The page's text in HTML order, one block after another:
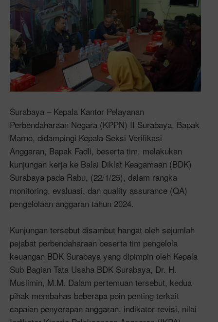
Surabaya – Kepala Kantor Pelayanan
Perbendaharaan Negara (KPPN) II Surabaya, Bapak
Marno, didampingi Kepala Seksi Verifikasi
Anggaran, Bapak Fadli, beserta tim, melakukan
kunjungan kerja ke Balai Diklat Keagamaan (BDK)
Surabaya pada Rabu, (22/1/25), dalam rangka
monitoring, evaluasi, dan quality assurance (QA)
pengelolaan anggaran tahun 2024.
Kunjungan tersebut disambut hangat oleh sejumlah
pejabat perbendaharaan beserta tim pengelola
keuangan BDK Surabaya yang dipimpin oleh Kepala
Sub Bagian Tata Usaha BDK Surabaya, Dr. H.
Muslimin, M.M. Dalam pertemuan tersebut, kedua
pihak membahas beberapa poin penting terkait
capaian penyerapan anggaran, indikator revisi, nilai